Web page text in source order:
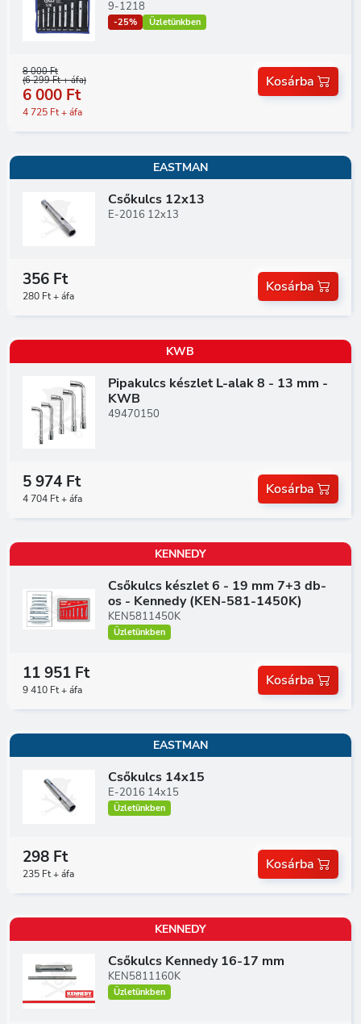
9-1218
-25% Üzletünkben
8 000 Ft
(6 299 Ft + áfa)
6 000 Ft
4 725 Ft + áfa
Kosárba
EASTMAN
Csőkulcs 12x13
E-2016 12x13
356 Ft
280 Ft + áfa
Kosárba
KWB
Pipakulcs készlet L-alak 8 - 13 mm -
KWB
49470150
5 974 Ft
4 704 Ft + áfa
Kosárba
KENNEDY
Csőkulcs készlet 6 - 19 mm 7+3 db-
os - Kennedy (KEN-581-1450K)
KEN5811450K
Üzletünkben
11 951 Ft
9 410 Ft + áfa
Kosárba
EASTMAN
Csőkulcs 14x15
E-2016 14x15
Üzletünkben
298 Ft
235 Ft + áfa
Kosárba
KENNEDY
Csőkulcs Kennedy 16-17 mm
KEN5811160K
Üzletünkben